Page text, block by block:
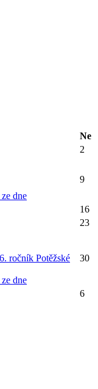
Ne
2
dne
9
16
23
6. ročník Potěžské
dne
30
6